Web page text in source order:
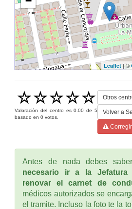
Leaflet | ©
Valoración del centro es0.00 de5
basado en 0 votos.
Otros
Volver a
Antes de nada debes
necesario ir a la Jefatura
renovar el carnet de
médicos autorizados se
el tramite. Incluso la foto te la